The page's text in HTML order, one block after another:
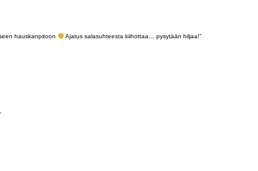
hauskanpitoon
Ajatus salasuhteesta kiihottaa… pysytään hiljaa!”